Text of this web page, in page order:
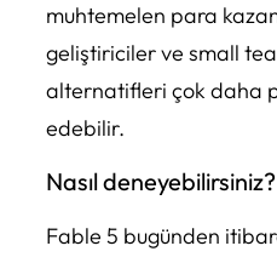
muhtemelen para
geliştiriciler ve small
alternatifleri çok daha
edebilir.
Nasıl deneyebilirsiniz?
Fable 5 bugünden